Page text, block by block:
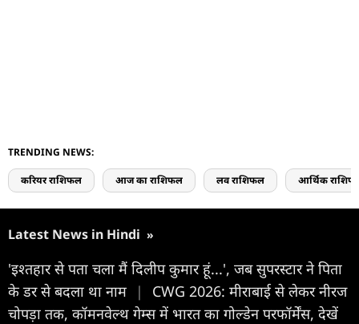
TRENDING NEWS:
करियर राशिफल आज का राशिफल लव राशिफल आर्थिक
Latest News in Hindi »
'इश्तहार से पता चला मैं दिलीप कुमार हूं...', जब सुपरस्टार ने पिता
के डर से बदला था नाम
|
CWG 2026: मीराबाई से लेकर नीरज
चोपड़ा तक, कॉमनवेल्थ गेम्स में भारत का गोल्डेन परफॉर्मेंस, देखें